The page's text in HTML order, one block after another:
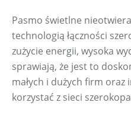
Pasmo świetlne
technologią łączności
zużycie energii, wysoka
sprawiają, że jest to
małych i dużych firm
korzystać z sieci